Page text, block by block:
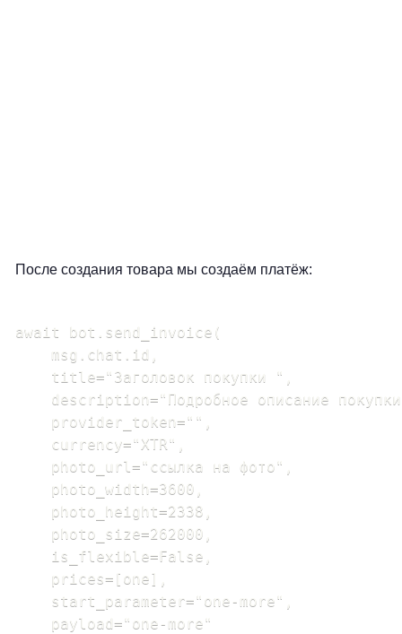
После создания товара мы создаём платёж:
await bot.send_invoice(
    msg.chat.id,
    title="Заголовок покупки ",
description="Подробное описание
    provider_token="",
    currency="XTR",
    photo_url="ссылка на фото",
    photo_width=3600,
    photo_height=2338,
    photo_size=262000,
    is_flexible=False,
    prices=[one],
    start_parameter="one-more",
    payload="one-more"